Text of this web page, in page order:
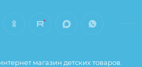
магазин детских товаров.